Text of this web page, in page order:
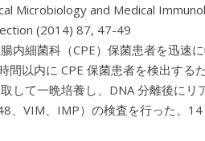
Microbiology and Medical
(2014) 87, 47-49
内細菌科（CPE）保菌患者を迅速
間以内に CPE 保菌患者を検出す
して一晩培養し、DNA 分離後に
、VIM、IMP）の検査を行った。